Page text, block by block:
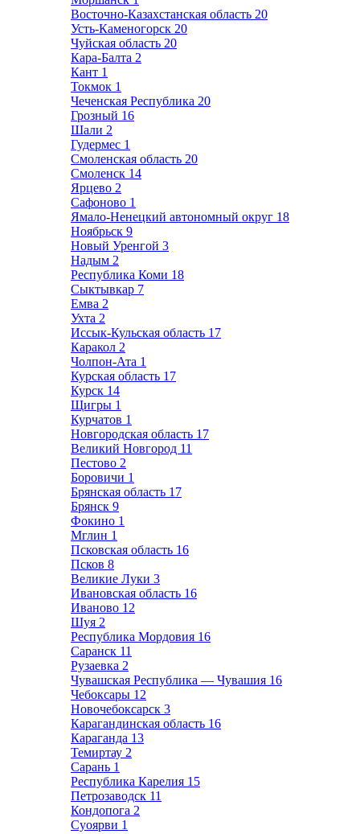
Восточно-Казахстанская область 20
Усть-Каменогорск 20
Чуйская область 20
Кара-Балта 2
Кант 1
Токмок 1
Чеченская Республика 20
Грозный 16
Шали 2
Гудермес 1
Смоленская область 20
Смоленск 14
Ярцево 2
Сафоново 1
Ямало-Ненецкий автономный округ 18
Ноябрьск 9
Новый Уренгой 3
Надым 2
Республика Коми 18
Сыктывкар 7
Емва 2
Ухта 2
Иссык-Кульская область 17
Каракол 2
Чолпон-Ата 1
Курская область 17
Курск 14
Щигры 1
Курчатов 1
Новгородская область 17
Великий Новгород 11
Пестово 2
Боровичи 1
Брянская область 17
Брянск 9
Фокино 1
Мглин 1
Псковская область 16
Псков 8
Великие Луки 3
Ивановская область 16
Иваново 12
Шуя 2
Республика Мордовия 16
Саранск 11
Рузаевка 2
Чувашская Республика — Чувашия 16
Чебоксары 12
Новочебоксарск 3
Карагандинская область 16
Караганда 13
Темиртау 2
Сарань 1
Республика Карелия 15
Петрозаводск 11
Кондопога 2
Суоярви 1